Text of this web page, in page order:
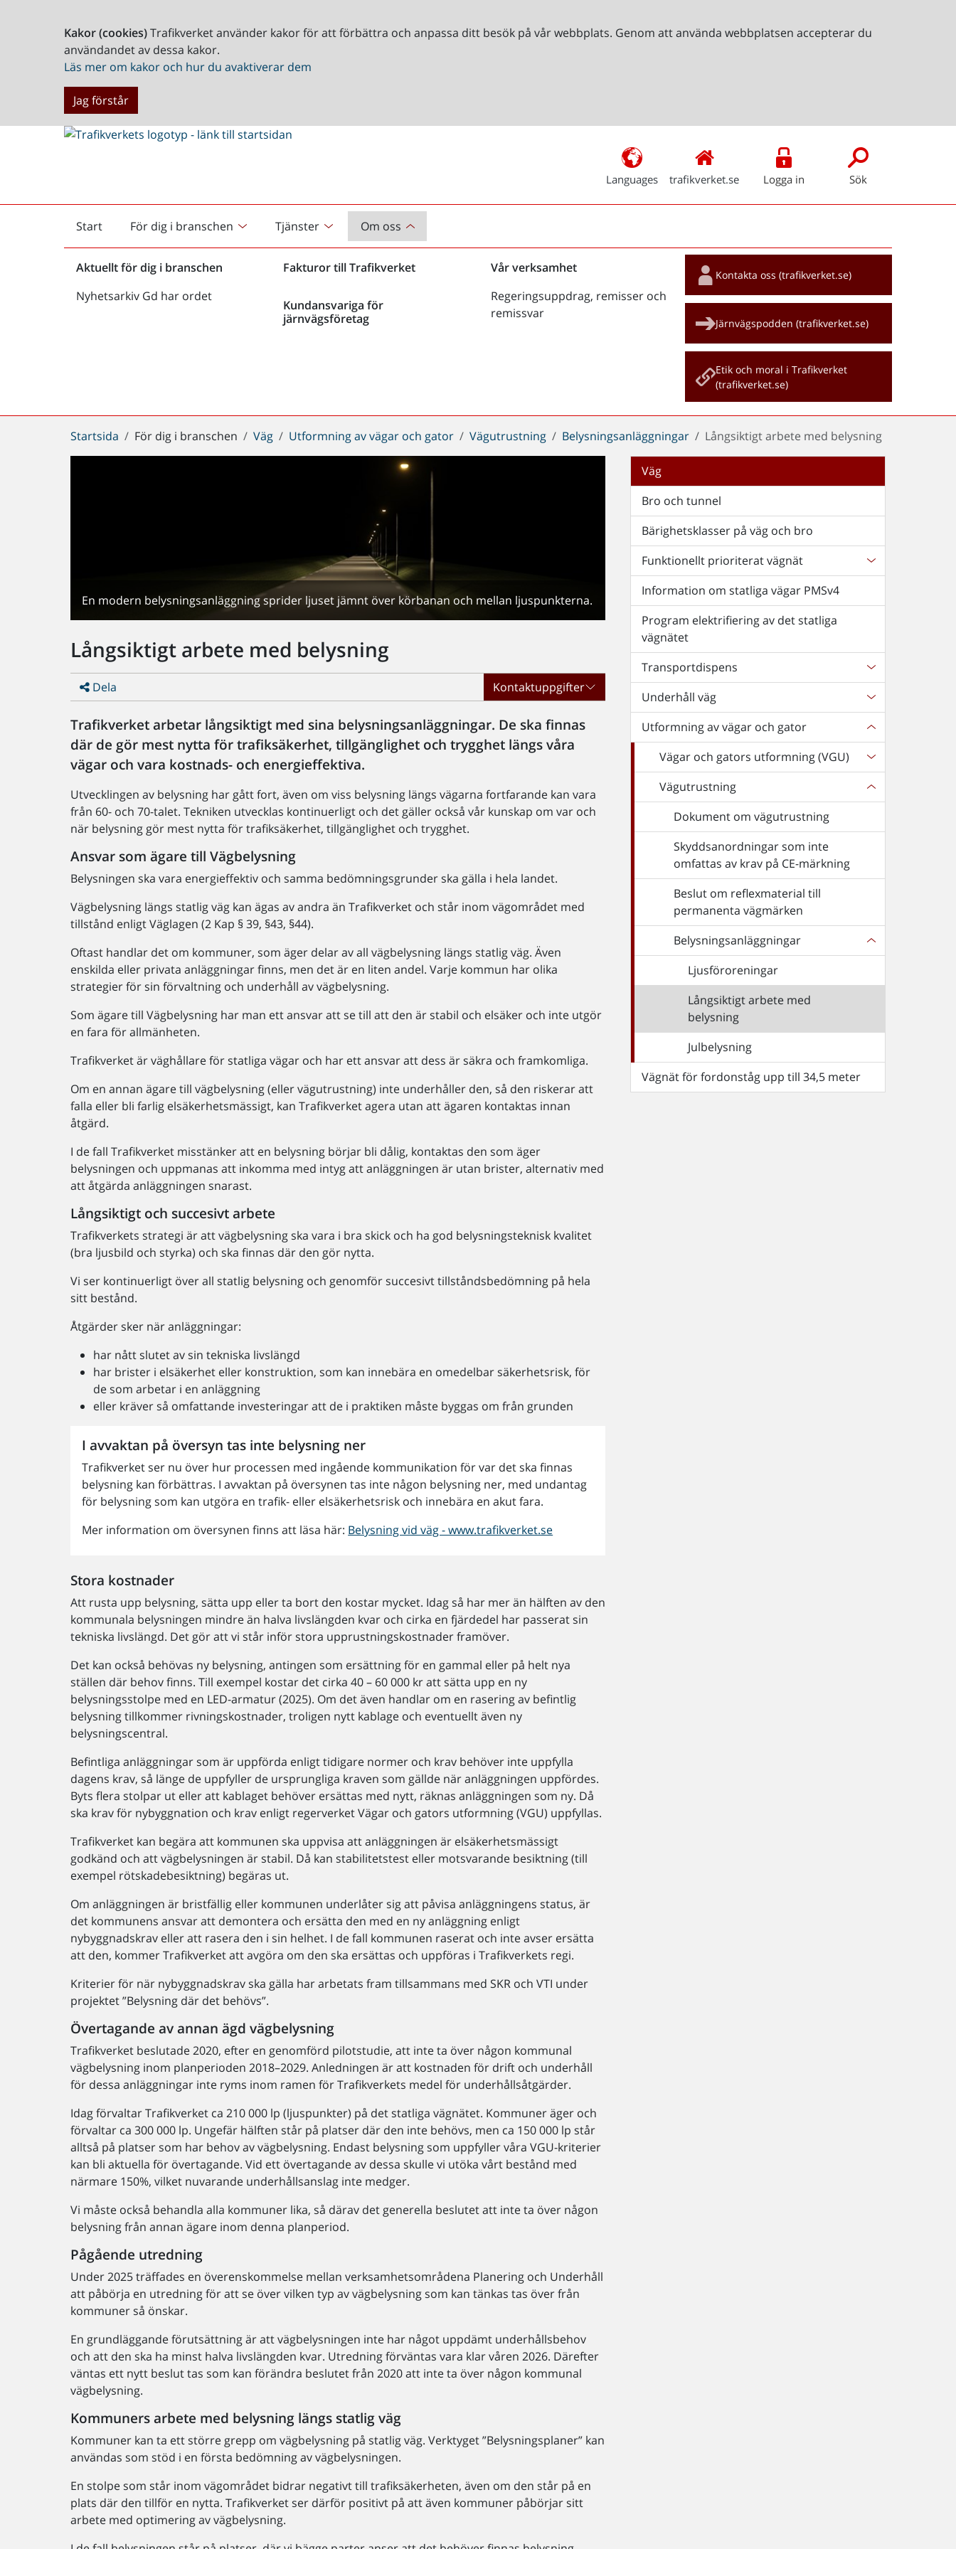
Kakor (cookies)Trafikverket använder kakor för att förbättra och anpassa ditt besök på vår webbplats. Genom att använda webbplatsen accepterar du
användandet av dessa kakor.
Läs mer om kakor och hur du avaktiverar dem
Jag förstår
Languages trafikverket.se Logga in Sök
Start
Startsida För dig i branschen Tjänster Om oss
Aktuellt för dig i branschen
Nyhetsarkiv Gd har ordet
Fakturor till Trafikverket
Kundansvariga för
järnvägsföretag
Vår verksamhet
Regeringsuppdrag, remisser och
remissvar
Snabblänkar
Kontakta oss (trafikverket.se)
Järnvägspodden (trafikverket.se)
Etik och moral i Trafikverket
(trafikverket.se)
Du
är
Startsida För dig i branschen Väg Utformning av vägar och gator Vägutrustning Belysningsanläggningar Långsiktigt arbete med belysning
En modern belysningsanläggning sprider ljuset jämnt över körbanan och mellan ljuspunkterna.
Långsiktigt arbete med belysning
Dela Kontaktuppgifter
Trafikverket arbetar långsiktigt med sina belysningsanläggningar. De ska finnas
där de gör mest nytta för trafiksäkerhet, tillgänglighet och trygghet längs våra
vägar och vara kostnads- och energieffektiva.
Utvecklingen av belysning har gått fort, även om viss belysning längs vägarna fortfarande kan vara
från 60- och 70-talet. Tekniken utvecklas kontinuerligt och det gäller också vår kunskap om var och
när belysning gör mest nytta för trafiksäkerhet, tillgänglighet och trygghet.
Ansvar som ägare till Vägbelysning
Belysningen ska vara energieffektiv och samma bedömningsgrunder ska gälla i hela landet.
Vägbelysning längs statlig väg kan ägas av andra än Trafikverket och står inom vägområdet med
tillstånd enligt Väglagen (2 Kap § 39, §43, §44).
Oftast handlar det om kommuner, som äger delar av all vägbelysning längs statlig väg. Även
enskilda eller privata anläggningar finns, men det är en liten andel. Varje kommun har olika
strategier för sin förvaltning och underhåll av vägbelysning.
Som ägare till Vägbelysning har man ett ansvar att se till att den är stabil och elsäker och inte utgör
en fara för allmänheten.
Trafikverket är väghållare för statliga vägar och har ett ansvar att dess är säkra och framkomliga.
Om en annan ägare till vägbelysning (eller vägutrustning) inte underhåller den, så den riskerar att
falla eller bli farlig elsäkerhetsmässigt, kan Trafikverket agera utan att ägaren kontaktas innan
åtgärd.
I de fall Trafikverket misstänker att en belysning börjar bli dålig, kontaktas den som äger
belysningen och uppmanas att inkomma med intyg att anläggningen är utan brister, alternativ med
att åtgärda anläggningen snarast.
Långsiktigt och succesivt arbete
Trafikverkets strategi är att vägbelysning ska vara i bra skick och ha god belysningsteknisk kvalitet
(bra ljusbild och styrka) och ska finnas där den gör nytta.
Vi ser kontinuerligt över all statlig belysning och genomför succesivt tillståndsbedömning på hela
sitt bestånd.
Åtgärder sker när anläggningar:
har nått slutet av sin tekniska livslängd
har brister i elsäkerhet eller konstruktion, som kan innebära en omedelbar säkerhetsrisk, för
de som arbetar i en anläggning
eller kräver så omfattande investeringar att de i praktiken måste byggas om från grunden
I avvaktan på översyn tas inte belysning ner
Trafikverket ser nu över hur processen med ingående kommunikation för var det ska finnas
belysning kan förbättras. I avvaktan på översynen tas inte någon belysning ner, med undantag
för belysning som kan utgöra en trafik- eller elsäkerhetsrisk och innebära en akut fara.
Mer information om översynen finns att läsa här: Belysning vid väg - www.trafikverket.se
Stora kostnader
Att rusta upp belysning, sätta upp eller ta bort den kostar mycket. Idag så har mer än hälften av den
kommunala belysningen mindre än halva livslängden kvar och cirka en fjärdedel har passerat sin
tekniska livslängd. Det gör att vi står inför stora upprustningskostnader framöver.
Det kan också behövas ny belysning, antingen som ersättning för en gammal eller på helt nya
ställen där behov finns. Till exempel kostar det cirka 40 – 60 000 kr att sätta upp en ny
belysningsstolpe med en LED-armatur (2025). Om det även handlar om en rasering av befintlig
belysning tillkommer rivningskostnader, troligen nytt kablage och eventuellt även ny
belysningscentral.
Befintliga anläggningar som är uppförda enligt tidigare normer och krav behöver inte uppfylla
dagens krav, så länge de uppfyller de ursprungliga kraven som gällde när anläggningen uppfördes.
Byts flera stolpar ut eller att kablaget behöver ersättas med nytt, räknas anläggningen som ny. Då
ska krav för nybyggnation och krav enligt regerverket Vägar och gators utformning (VGU) uppfyllas.
Trafikverket kan begära att kommunen ska uppvisa att anläggningen är elsäkerhetsmässigt
godkänd och att vägbelysningen är stabil. Då kan stabilitetstest eller motsvarande besiktning (till
exempel rötskadebesiktning) begäras ut.
Om anläggningen är bristfällig eller kommunen underlåter sig att påvisa anläggningens status, är
det kommunens ansvar att demontera och ersätta den med en ny anläggning enligt
nybyggnadskrav eller att rasera den i sin helhet. I de fall kommunen raserat och inte avser ersätta
att den, kommer Trafikverket att avgöra om den ska ersättas och uppföras i Trafikverkets regi.
Kriterier för när nybyggnadskrav ska gälla har arbetats fram tillsammans med SKR och VTI under
projektet ”Belysning där det behövs”.
Övertagande av annan ägd vägbelysning
Trafikverket beslutade 2020, efter en genomförd pilotstudie, att inte ta över någon kommunal
vägbelysning inom planperioden 2018–2029. Anledningen är att kostnaden för drift och underhåll
för dessa anläggningar inte ryms inom ramen för Trafikverkets medel för underhållsåtgärder.
Idag förvaltar Trafikverket ca 210 000 lp (ljuspunkter) på det statliga vägnätet. Kommuner äger och
förvaltar ca 300 000 lp. Ungefär hälften står på platser där den inte behövs, men ca 150 000 lp står
alltså på platser som har behov av vägbelysning. Endast belysning som uppfyller våra VGU-kriterier
kan bli aktuella för övertagande. Vid ett övertagande av dessa skulle vi utöka vårt bestånd med
närmare 150%, vilket nuvarande underhållsanslag inte medger.
Vi måste också behandla alla kommuner lika, så därav det generella beslutet att inte ta över någon
belysning från annan ägare inom denna planperiod.
Pågående utredning
Under 2025 träffades en överenskommelse mellan verksamhetsområdena Planering och Underhåll
att påbörja en utredning för att se över vilken typ av vägbelysning som kan tänkas tas över från
kommuner så önskar.
En grundläggande förutsättning är att vägbelysningen inte har något uppdämt underhållsbehov
och att den ska ha minst halva livslängden kvar. Utredning förväntas vara klar våren 2026. Därefter
väntas ett nytt beslut tas som kan förändra beslutet från 2020 att inte ta över någon kommunal
vägbelysning.
Kommuners arbete med belysning längs statlig väg
Kommuner kan ta ett större grepp om vägbelysning på statlig väg. Verktyget ”Belysningsplaner” kan
användas som stöd i en första bedömning av vägbelysningen.
En stolpe som står inom vägområdet bidrar negativt till trafiksäkerheten, även om den står på en
plats där den tillför en nytta. Trafikverket ser därför positivt på att även kommuner påbörjar sitt
arbete med optimering av vägbelysning.
Väg
Bro och tunnel
Bärighetsklasser på väg och bro
Funktionellt prioriterat vägnät
Information om statliga vägar PMSv4
Program elektrifiering av det statliga
vägnätet
Transportdispens
Underhåll väg
Utformning av vägar och gator
Vägar och gators utformning (VGU)
Vägutrustning
Dokument om vägutrustning
Skyddsanordningar som inte
omfattas av krav på CE-märkning
Beslut om reflexmaterial till
permanenta vägmärken
Belysningsanläggningar
Ljusföroreningar
Långsiktigt arbete med
belysning
Julbelysning
Vägnät för fordonståg upp till 34,5 meter